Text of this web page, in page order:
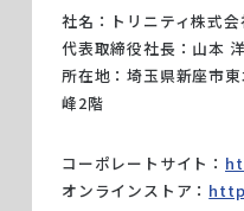
社名：トリニティ株式会
代表取締役社長：山本
所在地：埼玉県新座市
峰2階
コーポレートサイト：
オンラインストア：